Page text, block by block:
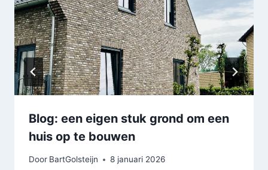
Blog: een eigen stuk grond om een
huis op te bouwen
Door BartGolsteijn 8 januari 2026